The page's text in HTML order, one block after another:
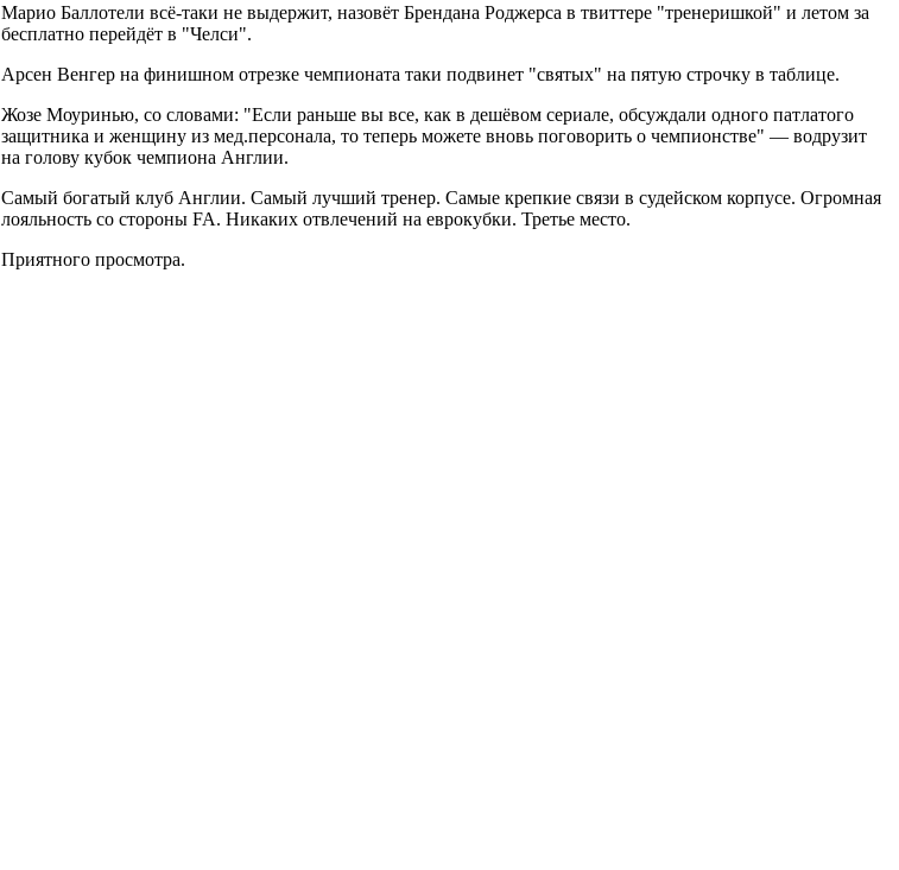
Марио Баллотели всё-таки не выдержит, назовёт Брендана Роджерса в твиттере "тренеришкой" и летом за
бесплатно перейдёт в "Челси".
Арсен Венгер на финишном отрезке чемпионата таки подвинет "святых" на пятую строчку в таблице.
Жозе Моуринью, со словами: "Если раньше вы все, как в дешёвом сериале, обсуждали одного патлатого
защитника и женщину из мед.персонала, то теперь можете вновь поговорить о чемпионстве" — водрузит
на голову кубок чемпиона Англии.
Самый богатый клуб Англии. Самый лучший тренер. Самые крепкие связи в судейском корпусе. Огромная
лояльность со стороны FA. Никаких отвлечений на еврокубки. Третье место.
Приятного просмотра.